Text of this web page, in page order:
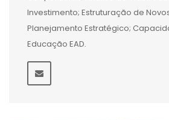
Investimento; Estruturação de
Planejamento Estratégico;
Educação EAD.